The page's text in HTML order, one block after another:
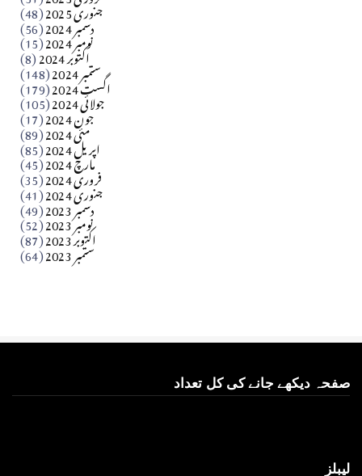
آزاد کشمیر جیسے احتجاج کی ضرورت ہے؟ از،،، ظہیرالدین
جنوری 2025 (48) دسمبر 2024 (56) نومبر 2024 (15) اکتوبر 2024 (8) ستمبر 2024 (148) اگست 2024 (179) جولائی 2024 (105) جون 2024 (17) مئی 2024 (89) اپریل 2024 (85) مارچ 2024 (45) فروری 2024 (35) جنوری 2024 (41) دسمبر 2023 (49) نومبر 2023 (52) اکتوبر 2023 (87) ستمبر 2023 (64)
صفحہ دیکھے جانے کی کل تعداد
لیبلز